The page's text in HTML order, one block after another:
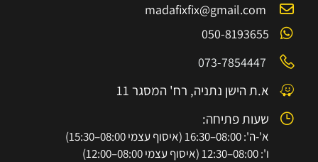
madafixfix@gmail.com
050-8193655
073-7854447
א.ת הישן נתניה, רח' המסגר 11
שעות פתיחה:
א'-ה': 08:00–16:30 (איסוף עצמי 08:00–15:30)
ו': 08:00–12:30 (איסוף עצמי 08:00–12:00)